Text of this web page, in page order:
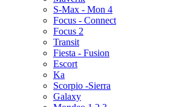
S-Max - Mon 4
Focus - Connect
Focus 2
Transit
Fiesta - Fusion
Escort
Ka
Scorpio -Sierra
Galaxy